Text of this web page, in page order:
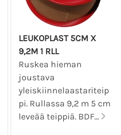
LEUKOPLAST 5CM X
9,2M 1 RLL
Ruskea hieman
joustava
yleiskiinnelaastariteip
pi. Rullassa 9,2 m 5 cm
leveää teippiä. BDF...